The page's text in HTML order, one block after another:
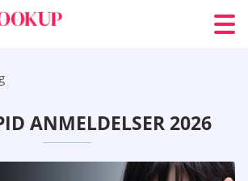
ANMELDELSER 2026